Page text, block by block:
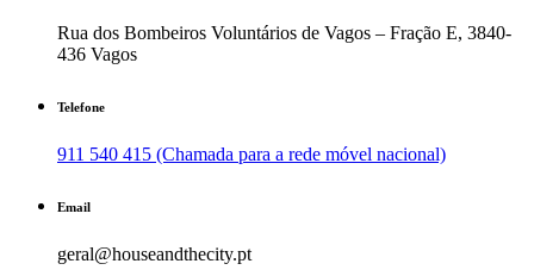
Rua dos Bombeiros Voluntários de Vagos – Fração E, 3840-
436 Vagos
Telefone
911 540 415 (Chamada para a rede móvel nacional)
Email
geral@houseandthecity.pt